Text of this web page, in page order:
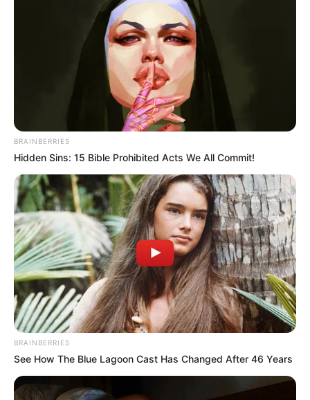
BRAINBERRIES
Hidden Sins: 15 Bible Prohibited Acts We All Commit!
BRAINBERRIES
See How The Blue Lagoon Cast Has Changed After 46 Years